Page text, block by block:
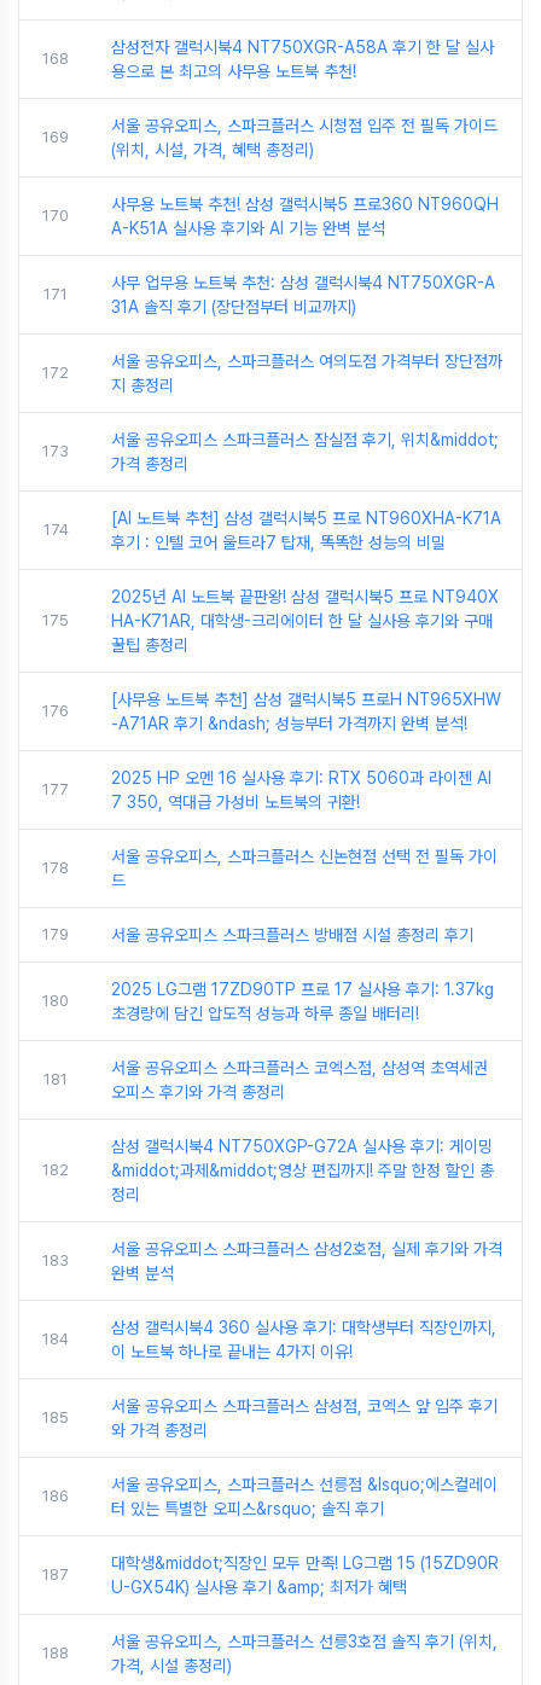
168
삼성전자 갤럭시북4 NT750XGR-A58A 후기 한 달 실사
용으로 본 최고의 사무용 노트북 추천!
169
서울 공유오피스, 스파크플러스 시청점 입주 전 필독 가이드
(위치, 시설, 가격, 혜택 총정리)
170
사무용 노트북 추천! 삼성 갤럭시북5 프로360 NT960QH
A-K51A 실사용 후기와 AI 기능 완벽 분석
171
사무 업무용 노트북 추천: 삼성 갤럭시북4 NT750XGR-A
31A 솔직 후기 (장단점부터 비교까지)
172
서울 공유오피스, 스파크플러스 여의도점 가격부터 장단점까
지 총정리
173
서울 공유오피스 스파크플러스 잠실점 후기, 위치&middot;
가격 총정리
174
[AI 노트북 추천] 삼성 갤럭시북5 프로 NT960XHA-K71A
후기 : 인텔 코어 울트라7 탑재, 똑똑한 성능의 비밀
175
2025년 AI 노트북 끝판왕! 삼성 갤럭시북5 프로 NT940X
HA-K71AR, 대학생-크리에이터 한 달 실사용 후기와 구매
꿀팁 총정리
176
[사무용 노트북 추천] 삼성 갤럭시북5 프로H NT965XHW
-A71AR 후기 &ndash; 성능부터 가격까지 완벽 분석!
177
2025 HP 오멘 16 실사용 후기: RTX 5060과 라이젠 AI
7 350, 역대급 가성비 노트북의 귀환!
178
서울 공유오피스, 스파크플러스 신논현점 선택 전 필독 가이
드
179 서울 공유오피스 스파크플러스 방배점 시설 총정리 후기
180
2025 LG그램 17ZD90TP 프로 17 실사용 후기: 1.37kg
초경량에 담긴 압도적 성능과 하루 종일 배터리!
181
서울 공유오피스 스파크플러스 코엑스점, 삼성역 초역세권
오피스 후기와 가격 총정리
182
삼성 갤럭시북4 NT750XGP-G72A 실사용 후기: 게이밍
&middot;과제&middot;영상 편집까지! 주말 한정 할인 총
정리
183
서울 공유오피스 스파크플러스 삼성2호점, 실제 후기와 가격
완벽 분석
184
삼성 갤럭시북4 360 실사용 후기: 대학생부터 직장인까지,
이 노트북 하나로 끝내는 4가지 이유!
185
서울 공유오피스 스파크플러스 삼성점, 코엑스 앞 입주 후기
와 가격 총정리
186
서울 공유오피스, 스파크플러스 선릉점 &lsquo;에스컬레이
터 있는 특별한 오피스&rsquo; 솔직 후기
187
대학생&middot;직장인 모두 만족! LG그램 15 (15ZD90R
U-GX54K) 실사용 후기 &amp; 최저가 혜택
188
서울 공유오피스, 스파크플러스 선릉3호점 솔직 후기 (위치,
가격, 시설 총정리)